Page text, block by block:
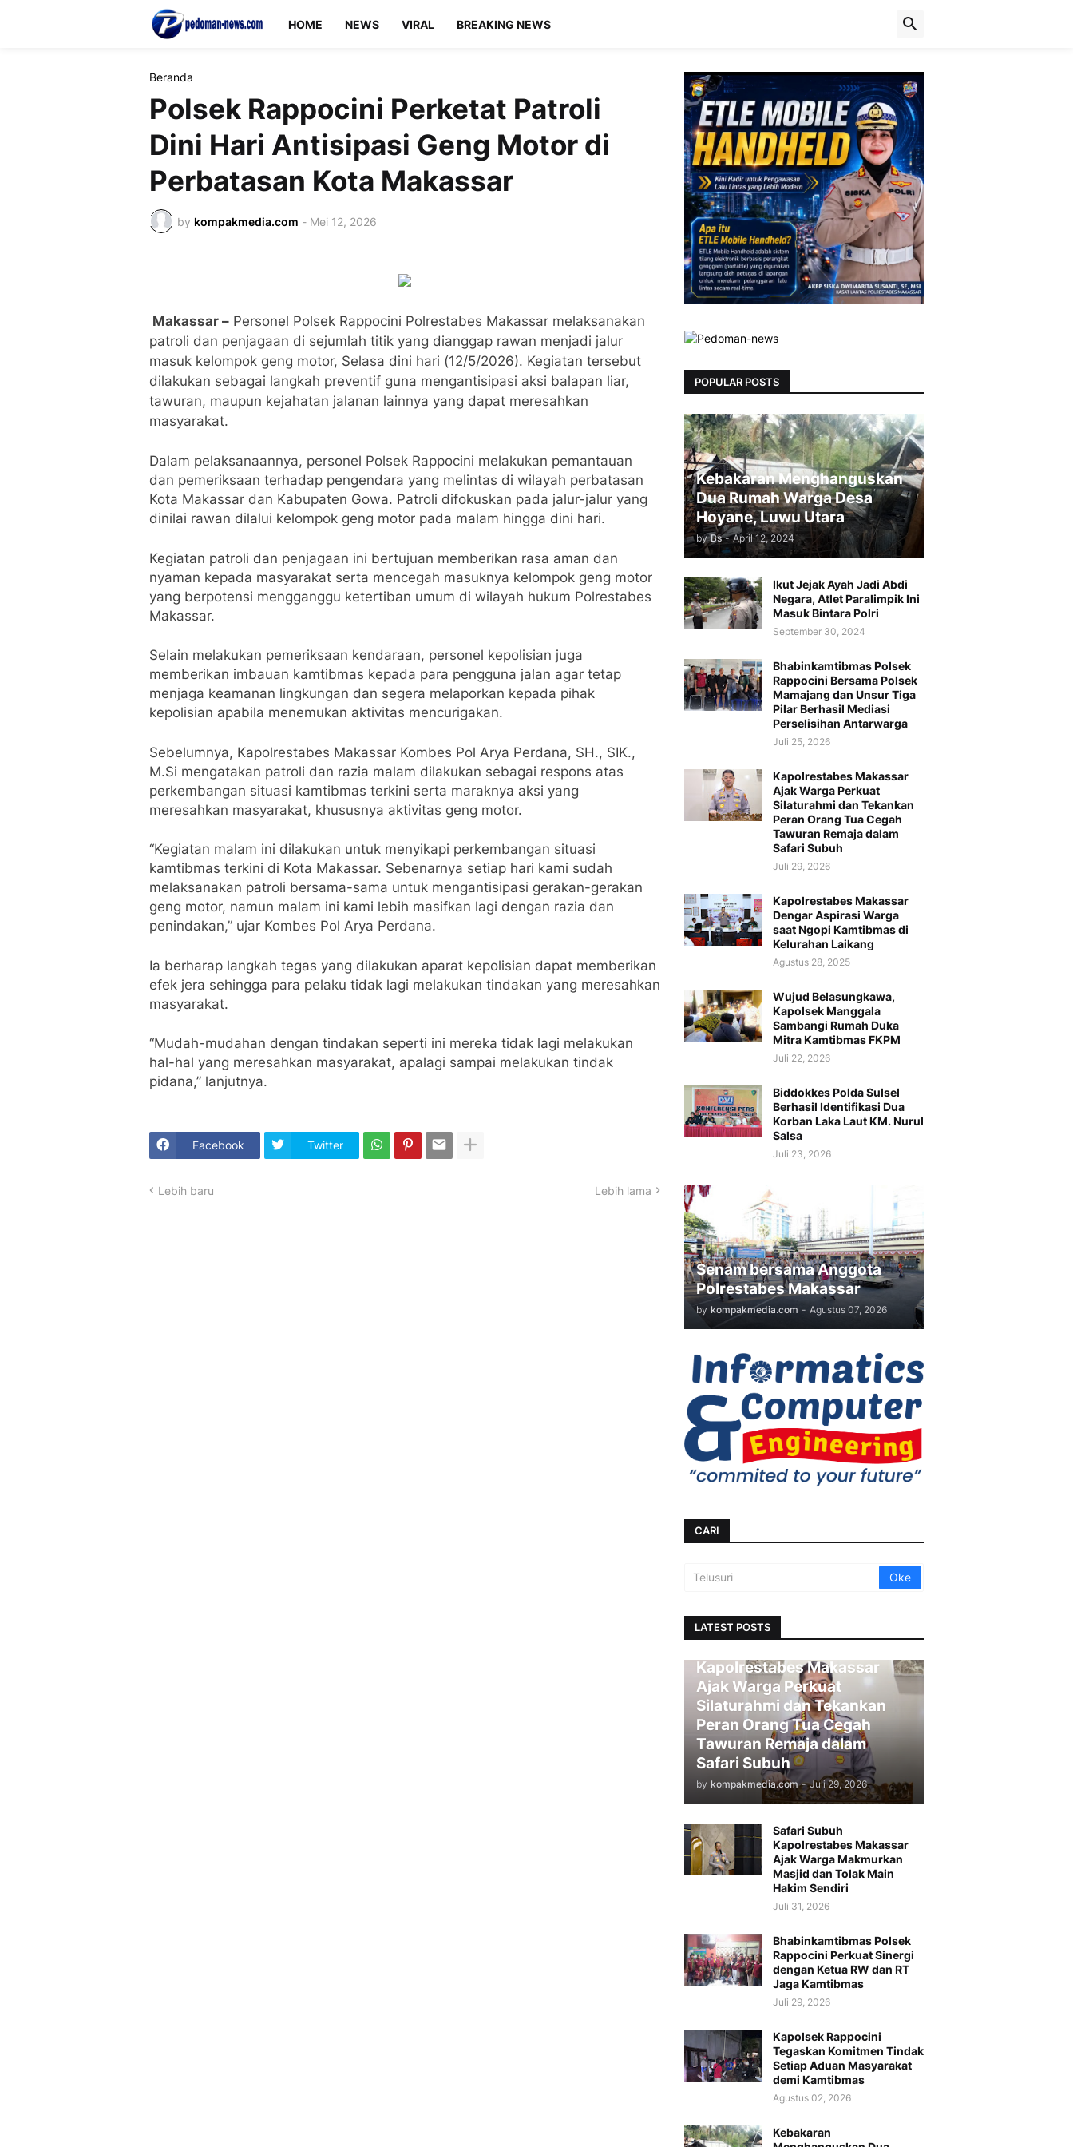
HOME NEWS VIRAL BREAKING NEWS
Beranda
Polsek Rappocini Perketat Patroli
Dini Hari Antisipasi Geng Motor di
Perbatasan Kota Makassar
by kompakmedia.com - Mei 12, 2026
Makassar – Personel Polsek Rappocini Polrestabes Makassar melaksanakan
patroli dan penjagaan di sejumlah titik yang dianggap rawan menjadi jalur
masuk kelompok geng motor, Selasa dini hari (12/5/2026). Kegiatan tersebut
dilakukan sebagai langkah preventif guna mengantisipasi aksi balapan liar,
tawuran, maupun kejahatan jalanan lainnya yang dapat meresahkan
masyarakat.
Dalam pelaksanaannya, personel Polsek Rappocini melakukan pemantauan
dan pemeriksaan terhadap pengendara yang melintas di wilayah perbatasan
Kota Makassar dan Kabupaten Gowa. Patroli difokuskan pada jalur-jalur yang
dinilai rawan dilalui kelompok geng motor pada malam hingga dini hari.
Kegiatan patroli dan penjagaan ini bertujuan memberikan rasa aman dan
nyaman kepada masyarakat serta mencegah masuknya kelompok geng motor
yang berpotensi mengganggu ketertiban umum di wilayah hukum Polrestabes
Makassar.
Selain melakukan pemeriksaan kendaraan, personel kepolisian juga
memberikan imbauan kamtibmas kepada para pengguna jalan agar tetap
menjaga keamanan lingkungan dan segera melaporkan kepada pihak
kepolisian apabila menemukan aktivitas mencurigakan.
Sebelumnya, Kapolrestabes Makassar Kombes Pol Arya Perdana, SH., SIK.,
M.Si mengatakan patroli dan razia malam dilakukan sebagai respons atas
perkembangan situasi kamtibmas terkini serta maraknya aksi yang
meresahkan masyarakat, khususnya aktivitas geng motor.
“Kegiatan malam ini dilakukan untuk menyikapi perkembangan situasi
kamtibmas terkini di Kota Makassar. Sebenarnya setiap hari kami sudah
melaksanakan patroli bersama-sama untuk mengantisipasi gerakan-gerakan
geng motor, namun malam ini kami lebih masifkan lagi dengan razia dan
penindakan,” ujar Kombes Pol Arya Perdana.
Ia berharap langkah tegas yang dilakukan aparat kepolisian dapat memberikan
efek jera sehingga para pelaku tidak lagi melakukan tindakan yang meresahkan
masyarakat.
“Mudah-mudahan dengan tindakan seperti ini mereka tidak lagi melakukan
hal-hal yang meresahkan masyarakat, apalagi sampai melakukan tindak
pidana,” lanjutnya.
Facebook Twitter
Lebih baru Lebih lama
POPULAR POSTS
Kebakaran Menghanguskan
Dua Rumah Warga Desa
Hoyane, Luwu Utara
by Bs - April 12, 2024
Ikut Jejak Ayah Jadi Abdi
Negara, Atlet Paralimpik Ini
Masuk Bintara Polri
September 30, 2024
Bhabinkamtibmas Polsek
Rappocini Bersama Polsek
Mamajang dan Unsur Tiga
Pilar Berhasil Mediasi
Perselisihan Antarwarga
Juli 25, 2026
Kapolrestabes Makassar
Ajak Warga Perkuat
Silaturahmi dan Tekankan
Peran Orang Tua Cegah
Tawuran Remaja dalam
Safari Subuh
Juli 29, 2026
Kapolrestabes Makassar
Dengar Aspirasi Warga
saat Ngopi Kamtibmas di
Kelurahan Laikang
Agustus 28, 2025
Wujud Belasungkawa,
Kapolsek Manggala
Sambangi Rumah Duka
Mitra Kamtibmas FKPM
Juli 22, 2026
Biddokkes Polda Sulsel
Berhasil Identifikasi Dua
Korban Laka Laut KM. Nurul
Salsa
Juli 23, 2026
Senam bersama Anggota
Polrestabes Makassar
by kompakmedia.com - Agustus 07, 2026
CARI
LATEST POSTS
Kapolrestabes Makassar
Ajak Warga Perkuat
Silaturahmi dan Tekankan
Peran Orang Tua Cegah
Tawuran Remaja dalam
Safari Subuh
by kompakmedia.com - Juli 29, 2026
Safari Subuh
Kapolrestabes Makassar
Ajak Warga Makmurkan
Masjid dan Tolak Main
Hakim Sendiri
Juli 31, 2026
Bhabinkamtibmas Polsek
Rappocini Perkuat Sinergi
dengan Ketua RW dan RT
Jaga Kamtibmas
Juli 29, 2026
Kapolsek Rappocini
Tegaskan Komitmen Tindak
Setiap Aduan Masyarakat
demi Kamtibmas
Agustus 02, 2026
Kebakaran